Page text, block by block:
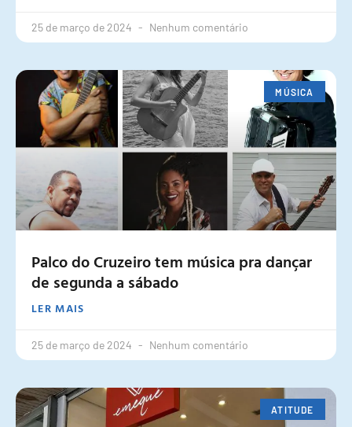
25 de março de 2024 Nenhum comentário
MÚSICA
Palco do Cruzeiro tem música pra dançar
de segunda a sábado
LER MAIS
25 de março de 2024 Nenhum comentário
ATITUDE